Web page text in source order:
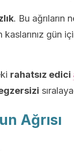
. Bu ağrıların
gün
rahatsız edici
Ağrısı